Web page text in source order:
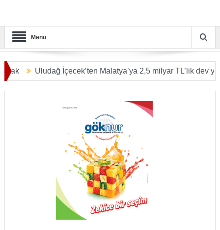
Menü
Uludağ İçecek’ten Malatya’ya 2,5 milyar TL’lik dev yatırım